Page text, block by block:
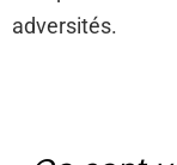
adversités.